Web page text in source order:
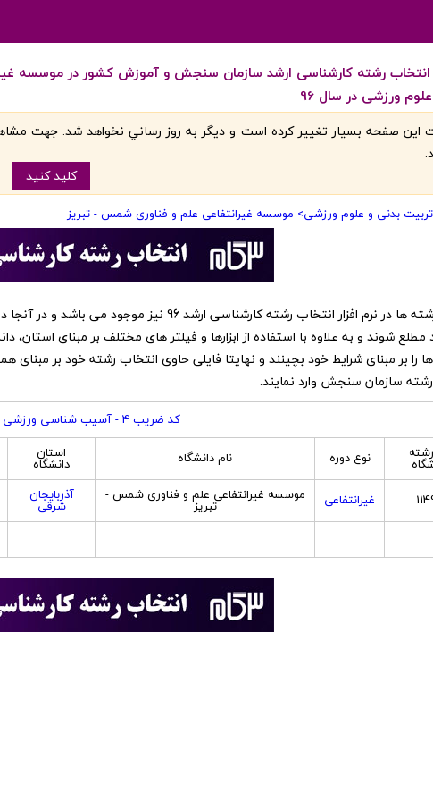
انتخاب رشته کارشناسی ارشد سازمان سنجش و آموزش کشور در موسسه
ورزشی در سال 96
اين صفحه بسيار تغيير کرده است و ديگر به روز رساني نخواهد شد. جهت
کليد کنيد
بدنی و علوم ورزشی> موسسه غیرانتفاعی علم و فناوری شمس - تبریز
‏این کد رشته ها در نرم افزار انتخاب رشته
مطلع شوند و به علاوه با استفاده از ابزارها و فیلتر های مختلف بر مبنای
را بر مبنای شرایط خود بچینند و نهایتا فایلی حاوی انتخاب رشته خود بر
سازمان سنجش وارد نمایند.
کد ضریب 4 - آسیب شناسی ورزشی و حرکات اصلاحی
نوع دوره نام دانشگاه استان
دانشگاه
غیرانتفاعی موسسه غیرانتفاعی علم و فناوری شمس -
تبریز
آذربایجان
شرقی